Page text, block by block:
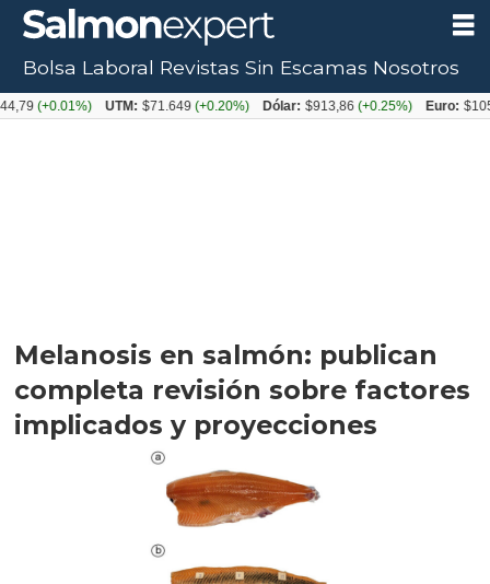
Melanosis en salmón: publican
completa revisión sobre factores
implicados y proyecciones
Bolsa Laboral Revistas Sin Escamas Nosotros
UTM: $71.649 (+0.20%) Dólar: $913,86 (+0.25%) Euro: $1053,08(-